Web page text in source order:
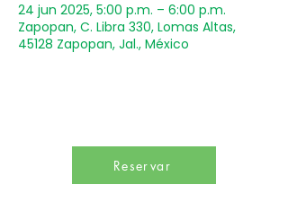
24 jun 2025, 5:00 p.m. – 6:00 p.m.
Zapopan, C. Libra 330, Lomas Altas,
45128 Zapopan, Jal., México
Reservar